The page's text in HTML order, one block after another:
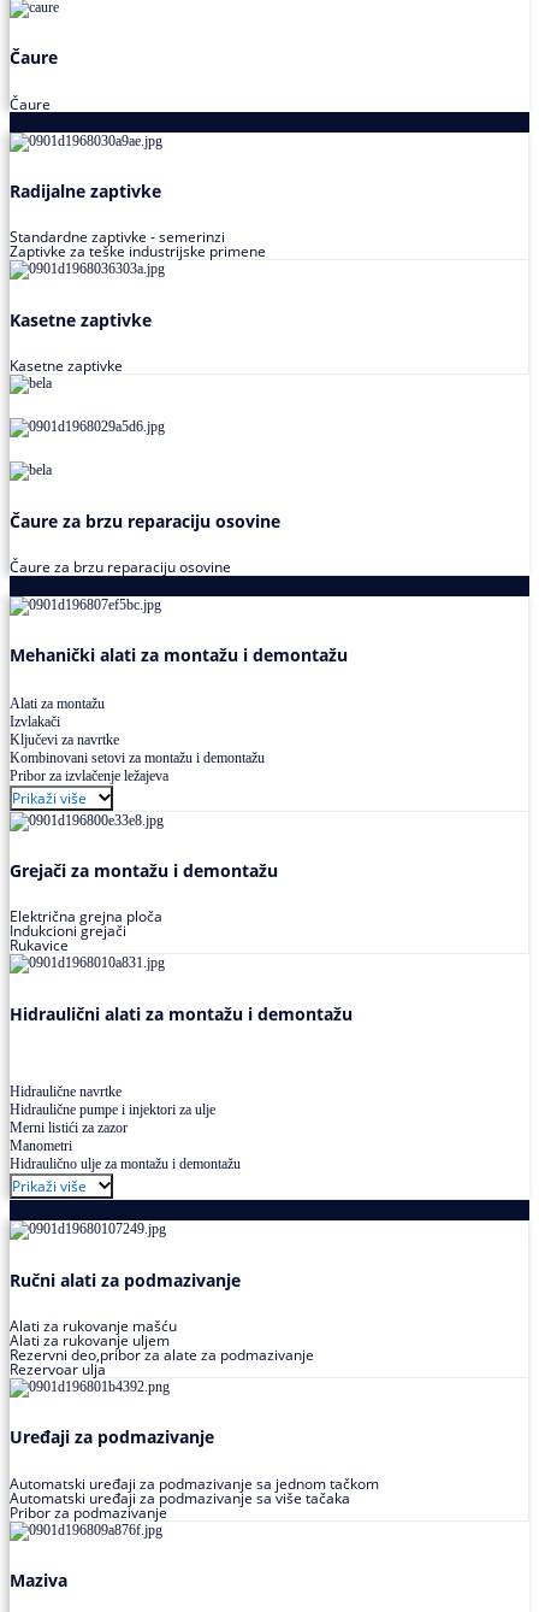
Čaure
Čaure
Radijalne zaptivke
Standardne zaptivke - semerinzi
Zaptivke za teške industrijske primene
Kasetne zaptivke
Kasetne zaptivke
Čaure za brzu reparaciju osovine
Čaure za brzu reparaciju osovine
Mehanički alati za montažu i demontažu
Alati za montažu
Izvlakači
Ključevi za navrtke
Kombinovani setovi za montažu i demontažu
Pribor za izvlačenje ležajeva
Prikaži više
Grejači za montažu i demontažu
Električna grejna ploča
Indukcioni grejači
Rukavice
Hidraulični alati za montažu i demontažu
Hidraulične navrtke
Hidraulične pumpe i injektori za ulje
Merni listići za zazor
Manometri
Hidraulično ulje za montažu i demontažu
Prikaži više
Ručni alati za podmazivanje
Alati za rukovanje mašću
Alati za rukovanje uljem
Rezervni deo,pribor za alate za podmazivanje
Rezervoar ulja
Uređaji za podmazivanje
Automatski uređaji za podmazivanje sa jednom tačkom
Automatski uređaji za podmazivanje sa više tačaka
Pribor za podmazivanje
Maziva